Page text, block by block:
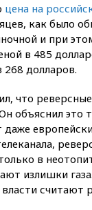
цена на
как было
и при
в 485
268 долларов.
что реверсные
объяснил это
даже
в
излишки
считают